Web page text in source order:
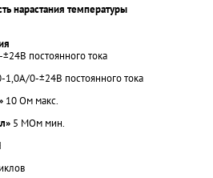
нарастания температуры
постоянного тока
0-±24В постоянного тока
10 Ом макс.
5 МОм мин.